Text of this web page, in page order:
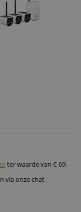
ter waarde van € 69,-
via onze chat